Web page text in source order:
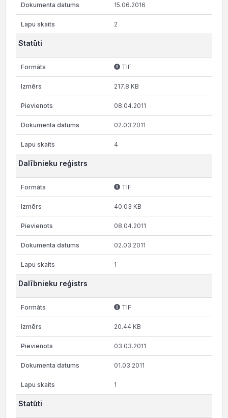
15.06.2016
2
Statūti
TIF
217.8 KB
08.04.2011
02.03.2011
4
Dalībnieku reģistrs
TIF
40.03 KB
08.04.2011
02.03.2011
1
Dalībnieku reģistrs
TIF
20.44 KB
03.03.2011
01.03.2011
1
Statūti